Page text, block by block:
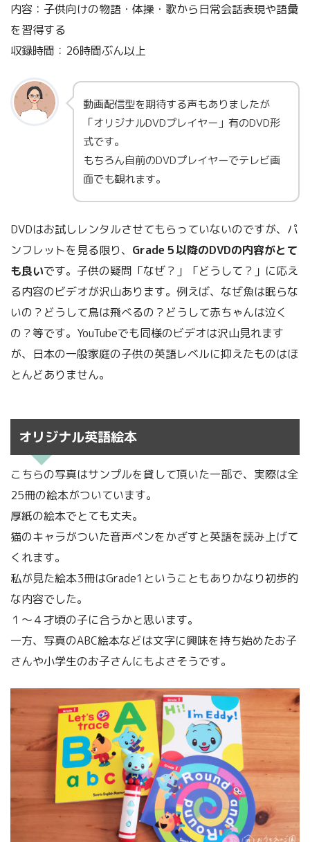
内容：子供向けの物語・体操・歌から日常会話表現や語彙
を習得する
収録時間：26時間ぶん以上
動画配信型を期待する声もありましたが
「オリジナルDVDプレイヤー」有のDVD形
式です。
もちろん自前のDVDプレイヤーでテレビ画
面でも観れます。
DVDはお試しレンタルさせてもらっていないのですが、パ
ンフレットを見る限り、 Grade５以降のDVDの内容がとて
も良いです。子供の疑問「なぜ？」「どうして？」に応え
る内容のビデオが沢山あります。例えば、なぜ魚は眠らな
いの？どうして鳥は飛べるの？どうして赤ちゃんは泣く
の？等です。YouTubeでも同様のビデオは沢山見れます
が、日本の一般家庭の子供の英語レベルに抑えたものはほ
とんどありません。
オリジナル英語絵本
こちらの写真はサンプルを貸して頂いた一部で、実際は全
25冊の絵本がついています。
厚紙の絵本でとても丈夫。
猫のキャラがついた音声ペンをかざすと英語を読み上げて
くれます。
私が見た絵本3冊はGrade1ということもありかなり初歩的
な内容でした。
１～４才頃の子に合うかと思います。
一方、写真のABC絵本などは文字に興味を持ち始めたお子
さんや小学生のお子さんにもよさそうです。